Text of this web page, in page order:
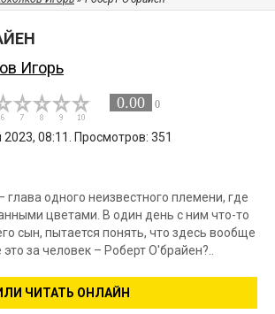
Игорь
0.00 0
08:11. Просмотров: 351
глава одного неизвестного племени, где
цветами. В один день с ним что-то
сын, пытается понять, что здесь вообще
за человек – Роберт О'брайен?..
ЧИТАТЬ ОНЛАЙН